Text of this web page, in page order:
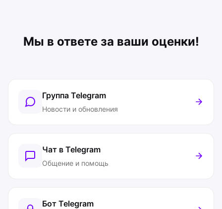
Мы в ответе за ваши оценки!
Группа Telegram
Новости и обновления
Чат в Telegram
Общение и помощь
Бот Telegram